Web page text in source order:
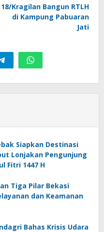
18/Kragilan Bangun RTLH
di Kampung Pabuaran
Jati
Siapkan Destinasi
Lonjakan Pengunjung
Fitri 1447 H
Tiga Pilar Bekasi
dan Keamanan
Bahas Krisis Udara